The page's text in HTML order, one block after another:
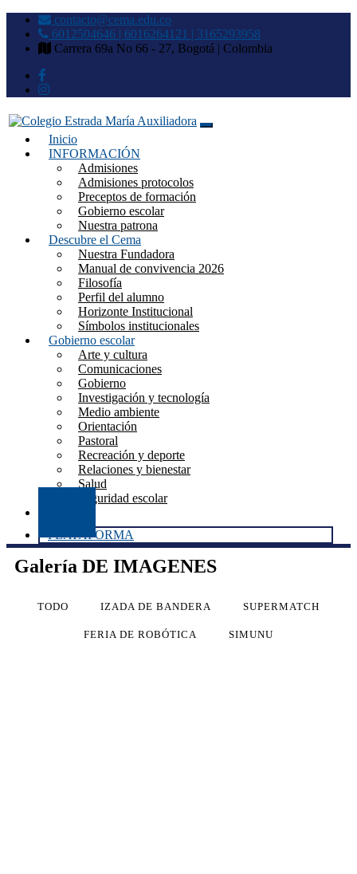
contacto@cema.edu.co
6012504646 | 6016264121 | 3165293958
Carrera 69a No 66 - 27, Bogotá | Colombia
Colegio Estrada María
Auxiliadora
Inicio
INFORMACIÓN
Admisiones
Admisiones protocolos
Preceptos de formación
Gobierno escolar
Nuestra patrona
Descubre el Cema
Nuestra Fundadora
Manual de convivencia 2026
Filosofía
Perfil del alumno
Horizonte Institucional
Símbolos institucionales
Gobierno escolar
Arte y cultura
Comunicaciones
Gobierno
Investigación y tecnología
Medio ambiente
Orientación
Pastoral
Recreación y deporte
Relaciones y bienestar
Salud
Seguridad escolar
PLATAFORMA
Galería DE IMAGENES
TODO IZADA DE BANDERA SUPERMATCH
FERIA DE ROBÓTICA SIMUNU